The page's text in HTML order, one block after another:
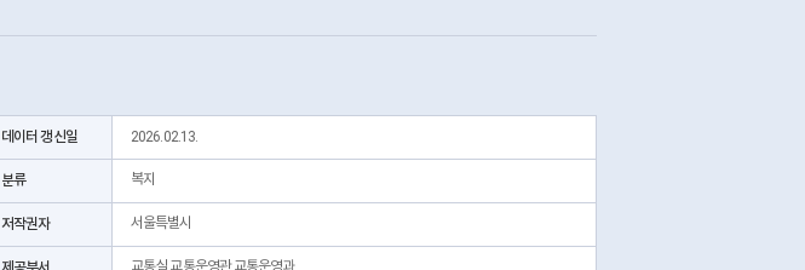
데이터 갱신일 2026.02.13.
분류 복지
저작권자 서울특별시